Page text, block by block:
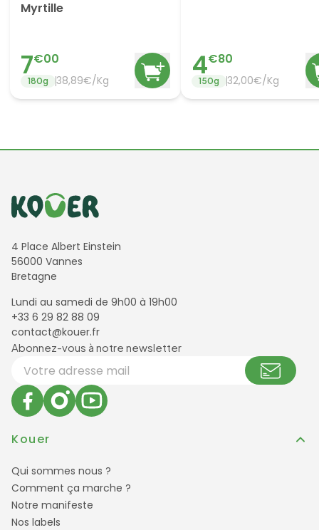
Myrtille
7€00
180g 38,89€/Kg 4€80
150g 32,00€/Kg
Informations de contact
4 Place Albert Einstein
56000 Vannes
Bretagne
Lundi au samedi de 9h00 à 19h00
+33 6 29 82 88 09
contact@kouer.fr
Newsletter et réseaux sociaux
Abonnez-vous à notre newsletter
Votre adresse email
Kouer
Qui sommes nous ?
Comment ça marche ?
Notre manifeste
Nos labels